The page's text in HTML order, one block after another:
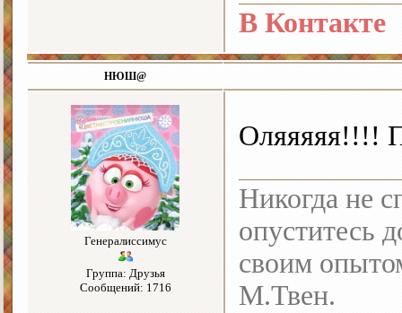
В Контакте
НЮШ@
Генералиссимус
Группа: Друзья
Сообщений: 1716
Никогда не
опуститесь
своим
М.Твен.